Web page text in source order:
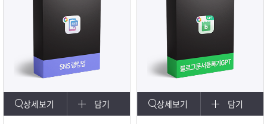
상세보기 담기 상세보기 담기